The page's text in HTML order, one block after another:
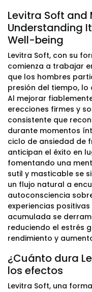
Levitra Soft and
Understanding
Well-being
Levitra Soft, con su
comienza a trabajar
que los hombres
presión del tiempo,
Al mejorar
erecciones firmes y
consistente que
durante momentos
ciclo de ansiedad de
anticipan el éxito en
fomentando una
sutil y masticable se
un flujo natural a
autoconsciencia
experiencias
acumulada se
reduciendo el estrés
rendimiento y
¿Cuánto dura
los efectos
Levitra Soft, una